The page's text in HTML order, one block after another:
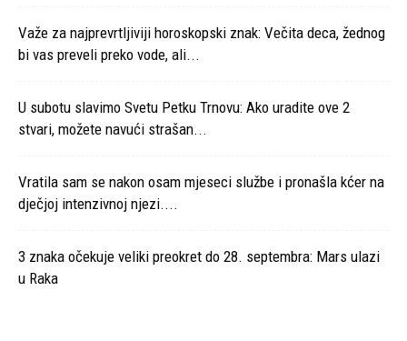
Važe za najprevrtljiviji horoskopski znak: Večita deca, žednog
bi vas preveli preko vode, ali...
U subotu slavimo Svetu Petku Trnovu: Ako uradite ove 2
stvari, možete navući strašan...
Vratila sam se nakon osam mjeseci službe i pronašla kćer na
dječjoj intenzivnoj njezi....
3 znaka očekuje veliki preokret do 28. septembra: Mars ulazi
u Raka